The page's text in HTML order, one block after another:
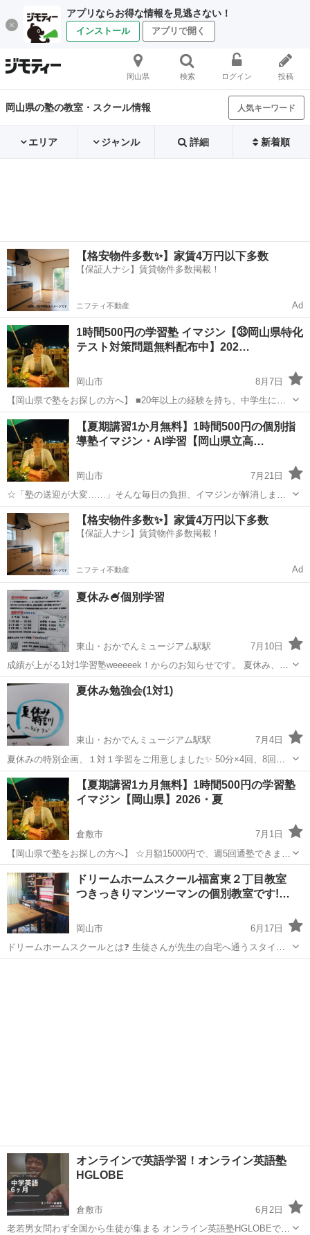
アプリならお得な情報を見逃さない！
インストール アプリで開く
岡山県 検索 ログイン 投稿
岡山県の塾の教室・スクール情報 人気キーワード
エリア ジャンル 詳細 新着順
【格安物件多数✨】家賃4万円以下多数
【保証人ナシ】賃貸物件多数掲載！
ニフティ不動産 Ad
1時間500円の学習塾 イマジン【㉝岡山県特化
テスト対策問題無料配布中】202…
岡山市
8月7日
【岡山県で塾をお探しの方へ】 ■20年以上の経験を持ち、中学生に個
別指導を提供しています。 経験豊富なプロ講師が、少人数制のアット
ホームなオンライン専門の塾で丁寧に指導しています。 一人ひとり
の...
岡山 岡山市 塾 オンライン
【夏期講習1か月無料】1時間500円の個別指
導塾イマジン・AI学習【岡山県立高…
岡山市
7月21日
☆「塾の送迎が大変……」そんな毎日の負担、イマジンが解消しま
す。 お仕事や家事、他の習い事の付き添いなど、保護者様の毎日は休
む暇がありません。 「塾に通わせたいけれど、夜遅い時間の送迎が難
しい」「雨の日の通塾...
岡山 岡山市 塾 オンライン
【格安物件多数✨】家賃4万円以下多数
【保証人ナシ】賃貸物件多数掲載！
ニフティ不動産 Ad
夏休み🍧個別学習
東山・おかでんミュージアム駅駅
7月10日
成績が上がる1対1学習塾weeeeek！からのお知らせです。 夏休み、2
日間だけのお得な個別学習をご用意しました✨ 小学生から高校生まで
皆で勉強しませんか？ 皆と一緒に宿題したら、夏休みの宿題がはかど
ることはかどること...
岡山 岡山市 東山・おかでんミュージアム駅駅
夏休み
夏休み勉強会(1対1)
東山・おかでんミュージアム駅駅
7月4日
夏休みの特別企画、１対１学習をご用意しました✨ 50分×4回、8回が
選べます。 １対１だから教科も日にちも自由‼️ 宿題、予習、復習、検
定、小論文、など希望に合わせたオーダーメイド授業で成績は爆上が
り⤴️ 特に中3生は...
岡山 岡山市 東山・おかでんミュージアム駅駅 塾
夏休み
【夏期講習1カ月無料】1時間500円の学習塾
イマジン【岡山県】2026・夏
倉敷市
7月1日
【岡山県で塾をお探しの方へ】 ☆月額15000円で、週5回通塾できま
す！他では得られないお得なプランです。 ★毎日の勉強を継続するた
めの特別な手法がありますので、ぜひお試しください。 ☆9教科に対
し...
岡山 倉敷市
ドリームホームスクール福富東２丁目教室
つきっきりマンツーマンの個別教室です!…
岡山市
6月17日
ドリームホームスクールとは❓ 生徒さんが先生の自宅へ通うスタイル
の学習教室で、「勉強が苦手な生徒さんにマンツーマン指導を低料金
オンラインで英語学習！オンライン英語塾
HGLOBE
倉敷市
6月2日
老若男女問わず全国から生徒が集まる オンライン英語塾HGLOBEで